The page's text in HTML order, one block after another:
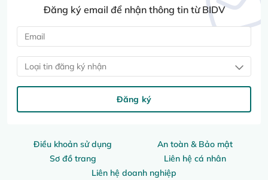
Điều khoản sử dụng
An toàn & Bảo mật
Sơ đồ trang
Liên hệ cá nhân
Liên hệ doanh nghiệp
Đăng ký email để nhận thông tin từ BIDV
Loại tin đăng ký nhận
Đăng ký